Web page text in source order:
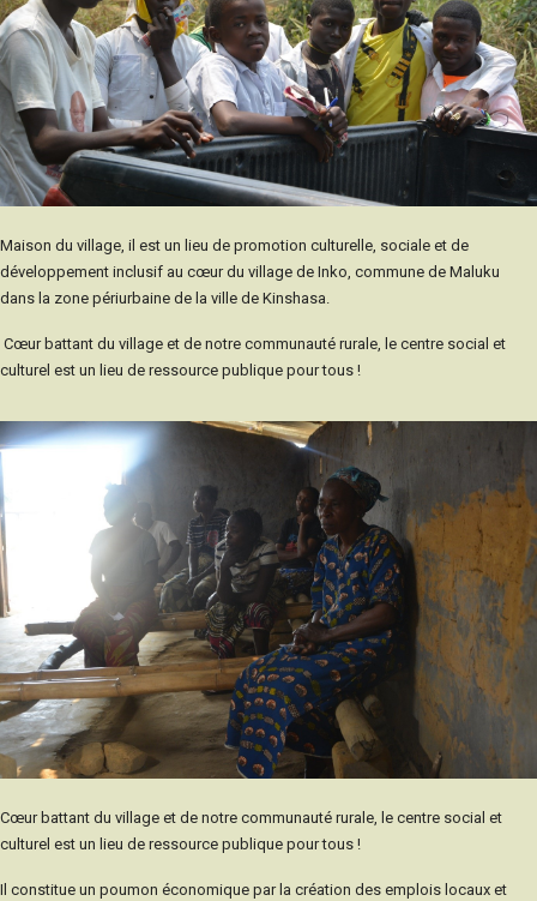
Maison du village, il est un lieu de promotion culturelle, sociale et de
développement inclusif au cœur du village de Inko, commune de Maluku
dans la zone périurbaine de la ville de Kinshasa.
Cœur battant du village et de notre communauté rurale, le centre social et
culturel est un lieu de ressource publique pour tous !
Cœur battant du village et de notre communauté rurale, le centre social et
culturel est un lieu de ressource publique pour tous !
Il constitue un poumon économique par la création des emplois locaux et